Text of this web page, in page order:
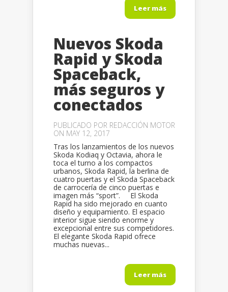
Leer más
Nuevos Skoda
Rapid y Skoda
Spaceback,
más seguros y
conectados
PUBLICADO POR REDACCIÓN MOTOR
ON MAY 12, 2017
Tras los lanzamientos de los nuevos
Skoda Kodiaq y Octavia, ahora le
toca el turno a los compactos
urbanos, Skoda Rapid, la berlina de
cuatro puertas y el Skoda Spaceback
de carrocería de cinco puertas e
imagen más “sport”. El Skoda
Rapid ha sido mejorado en cuanto
diseño y equipamiento. El espacio
interior sigue siendo enorme y
excepcional entre sus competidores.
El elegante Skoda Rapid ofrece
muchas nuevas...
Leer más